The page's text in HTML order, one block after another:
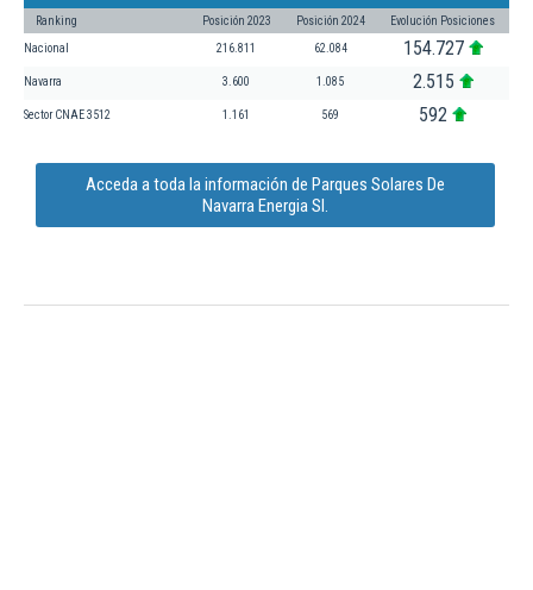
Ranking Posición 2023 Posición 2024 Evolución Posiciones
Nacional 216.811 62.084 154.727
Navarra 3.600 1.085 2.515
Sector CNAE 3512 1.161 569 592
Acceda a toda la información de Parques Solares De
Navarra Energia Sl.